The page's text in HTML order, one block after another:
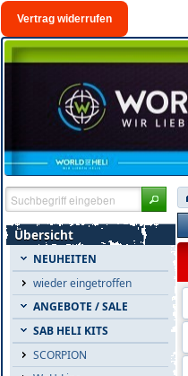
Vertrag widerrufen
Übersicht
NEUHEITEN
wieder eingetroffen
ANGEBOTE / SALE
SAB HELI KITS
SCORPION